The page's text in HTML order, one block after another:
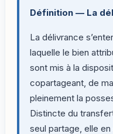
Définition — La
La délivrance
laquelle le bien
sont mis à la
copartageant, de
pleinement la
Distincte du
seul partage, elle